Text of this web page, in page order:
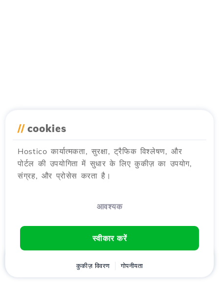
// cookies
Hostico कार्यात्मकता, सुरक्षा, ट्रैफिक विश्लेषण, और
पोर्टल की उपयोगिता में सुधार के लिए कुकीज़ का उपयोग,
संग्रह, और प्रोसेस करता है।
आवश्यक
स्वीकार करें
कुकीज़ विवरण गोपनीयता
ग्राहक कार्ट